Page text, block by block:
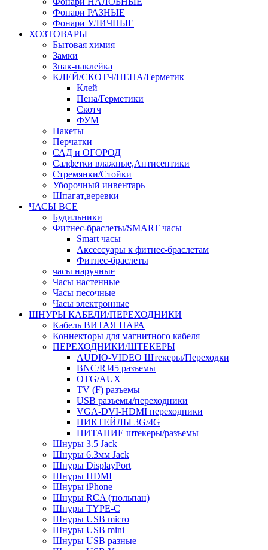
Фонари РАЗНЫЕ
Фонари УЛИЧНЫЕ
ХОЗТОВАРЫ
Бытовая химия
Замки
Знак-наклейка
КЛЕЙ/СКОТЧ/ПЕНА/Герметик
Клей
Пена/Герметики
Скотч
ФУМ
Пакеты
Перчатки
САД и ОГОРОД
Салфетки влажные,Антисептики
Стремянки/Стойки
Уборочный инвентарь
Шпагат,веревки
ЧАСЫ ВСЕ
Будильники
Фитнес-браслеты/SMART часы
Smart часы
Аксессуары к фитнес-браслетам
Фитнес-браслеты
часы наручные
Часы настенные
Часы песочные
Часы электронные
ШНУРЫ КАБЕЛИ/ПЕРЕХОДНИКИ
Кабель ВИТАЯ ПАРА
Коннекторы для магнитного кабеля
ПЕРЕХОДНИКИ/ШТЕКЕРЫ
AUDIO-VIDEO Штекеры/Переходки
BNC/RJ45 разъемы
OTG/AUX
TV (F) разъемы
USB разъемы/переходники
VGA-DVI-HDMI переходники
ПИКТЕЙЛЫ 3G/4G
ПИТАНИЕ штекеры/разъемы
Шнуры 3.5 Jack
Шнуры 6.3мм Jack
Шнуры DisplayPort
Шнуры HDMI
Шнуры iPhone
Шнуры RCA (тюльпан)
Шнуры TYPE-C
Шнуры USB micro
Шнуры USB mini
Шнуры USB разные